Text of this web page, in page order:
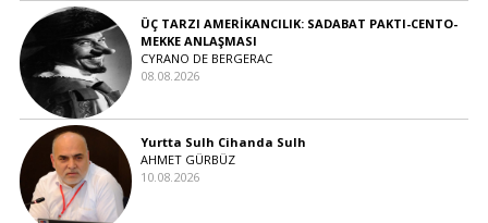
ÜÇ TARZI AMERİKANCILIK: SADABAT PAKTI-CENTO-
MEKKE ANLAŞMASI
CYRANO DE BERGERAC
08.08.2026
Yurtta Sulh Cihanda Sulh
AHMET GÜRBÜZ
10.08.2026